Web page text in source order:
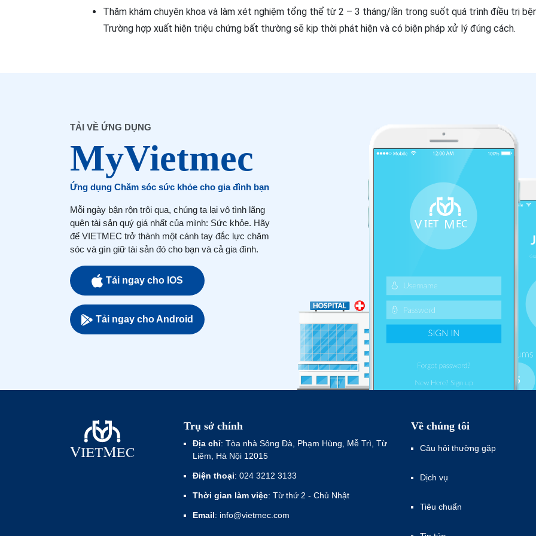
Thăm khám chuyên khoa và làm xét nghiệm tổng thể từ 2 – 3 tháng/lần trong suốt quá trình điều trị
Trường hợp xuất hiện triệu chứng bất thường sẽ kịp thời phát hiện và có biện pháp xử lý đúng cách.
TẢI VỀ ỨNG DỤNG
Ứng dụng Chăm sóc sức khỏe cho gia đình bạn
Mỗi ngày bận rộn trôi qua, chúng ta lại vô tình lãng
quên tài sản quý giá nhất của mình: Sức khỏe. Hãy
để VIETMEC trở thành một cánh tay đắc lực chăm
sóc và gìn giữ tài sản đó cho bạn và cả gia đình.
Tải ngay cho IOS
Tải ngay cho Android
Trụ sở chính
Địa chỉ: Tòa nhà Sông Đà, Phạm Hùng, Mễ Trì, Từ
Liêm, Hà Nội 12015
Điện thoại: 024 3212 3133
Thời gian làm việc: Từ thứ 2 - Chủ Nhật
Email: info@vietmec.com
Về chúng tôi
Câu hỏi thường gặp
Dịch vụ
Tiêu chuẩn